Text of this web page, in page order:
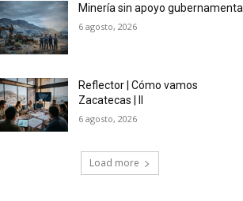
Minería sin apoyo gubernamental
6 agosto, 2026
Reflector | Cómo vamos
Zacatecas | II
6 agosto, 2026
Load more